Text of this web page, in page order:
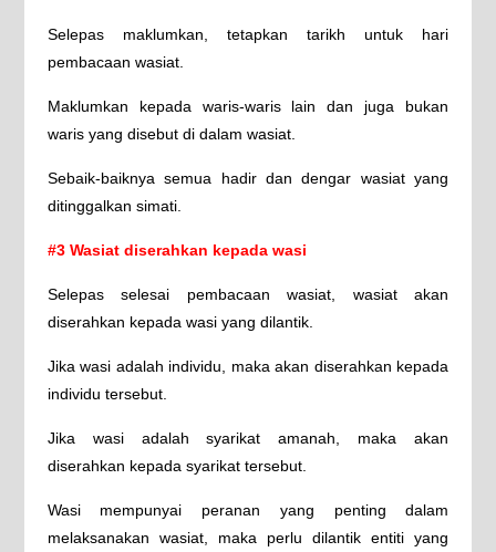
Selepas maklumkan, tetapkan tarikh untuk hari
pembacaan wasiat.
Maklumkan kepada waris-waris lain dan juga bukan
waris yang disebut di dalam wasiat.
Sebaik-baiknya semua hadir dan dengar wasiat yang
ditinggalkan simati.
#3 Wasiat diserahkan kepada wasi
Selepas selesai pembacaan wasiat, wasiat akan
diserahkan kepada wasi yang dilantik.
Jika wasi adalah individu, maka akan diserahkan kepada
individu tersebut.
Jika wasi adalah syarikat amanah, maka akan
diserahkan kepada syarikat tersebut.
Wasi mempunyai peranan yang penting dalam
melaksanakan wasiat, maka perlu dilantik entiti yang